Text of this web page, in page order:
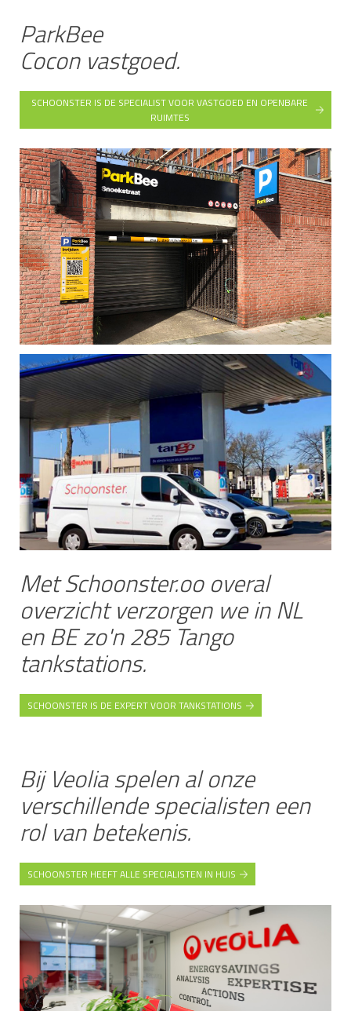
ParkBee
Cocon vastgoed.
SCHOONSTER IS DE SPECIALIST VOOR VASTGOED EN OPENBARE
RUIMTES
Met Schoonster.oo overal
overzicht verzorgen we in NL
en BE zo'n 285 Tango
tankstations.
SCHOONSTER IS DE EXPERT VOOR TANKSTATIONS
Bij Veolia spelen al onze
verschillende specialisten een
rol van betekenis.
SCHOONSTER HEEFT ALLE SPECIALISTEN IN HUIS